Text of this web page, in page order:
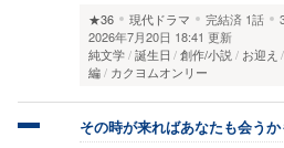
★36
現代ドラマ 完結済 1話
2026年7月20日 18:41 更新
純文学 誕生日 創作/小説 お迎え
編
カクヨムオンリー
その時が来ればあなたも会う